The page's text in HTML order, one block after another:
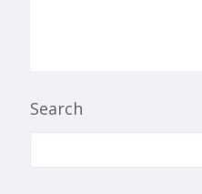
Search